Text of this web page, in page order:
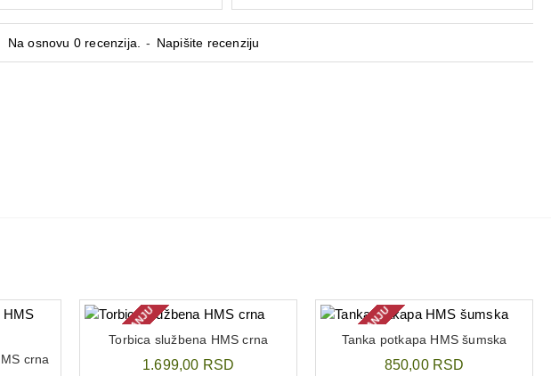
Na osnovu 0 recenzija. - Napišite recenziju
crna NEMA NA STANJU
Torbica službena HMS crna
1.699,00 RSD NEMA NA STANJU
Tanka potkapa HMS šumska
850,00 RSD